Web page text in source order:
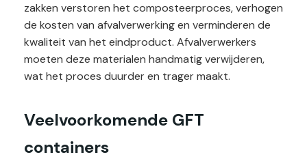
zakken verstoren het composteerproces, verhogen
de kosten van afvalverwerking en verminderen de
kwaliteit van het eindproduct. Afvalverwerkers
moeten deze materialen handmatig verwijderen,
wat het proces duurder en trager maakt​.
Veelvoorkomende GFT
containers